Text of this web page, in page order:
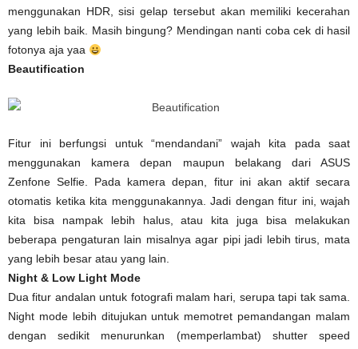
menggunakan HDR, sisi gelap tersebut akan memiliki kecerahan
yang lebih baik. Masih bingung? Mendingan nanti coba cek di hasil
fotonya aja yaa
Beautification
Fitur ini berfungsi untuk “mendandani” wajah kita pada saat
menggunakan kamera depan maupun belakang dari ASUS
Zenfone Selfie. Pada kamera depan, fitur ini akan aktif secara
otomatis ketika kita menggunakannya. Jadi dengan fitur ini, wajah
kita bisa nampak lebih halus, atau kita juga bisa melakukan
beberapa pengaturan lain misalnya agar pipi jadi lebih tirus, mata
yang lebih besar atau yang lain.
Night & Low Light Mode
Dua fitur andalan untuk fotografi malam hari, serupa tapi tak sama.
Night mode lebih ditujukan untuk memotret pemandangan malam
dengan sedikit menurunkan (memperlambat) shutter speed